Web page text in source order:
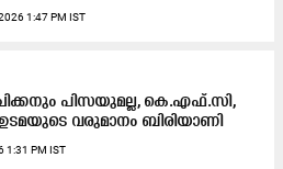
1:47 PM IST
പിസയുമല്ല, കെ.എഫ്.സി,
ഉടമയുടെ വരുമാനം ബിരിയാണി
1:31 PM IST